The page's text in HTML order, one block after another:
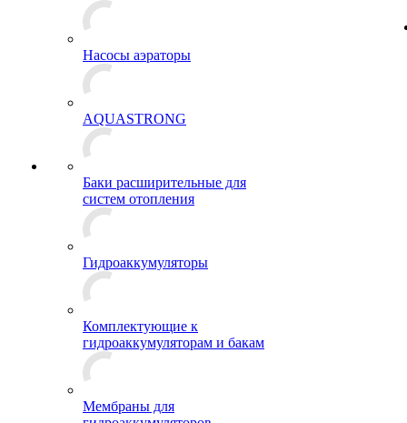
Насосы аэраторы
AQUASTRONG
Баки расширительные для
систем отопления
Гидроаккумуляторы
Комплектующие к
гидроаккумуляторам и бакам
Мембраны для